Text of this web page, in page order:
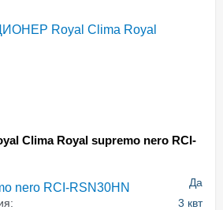
Clima Royal supremo nero RCI-
Да
3 квт